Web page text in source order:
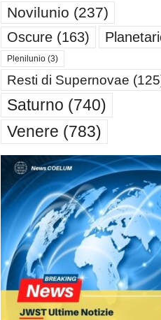
Novilunio (237)
Oscure(163)
Plenilunio(3)
Resti di Supernovae
Saturno (740)
Venere (783)